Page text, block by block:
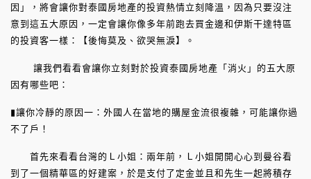
因」，將會讓你對泰國房地產的投資熱情立刻降溫，因為只要沒注
意到這五大原因，一定會讓你像多年前跑去買金邊和伊斯干達特區
的投資客一樣：【後悔莫及、欲哭無淚】。
讓我們看看會讓你立刻對於投資泰國房地產「消火」的五大原
因有哪些吧：
▮讓你冷靜的原因一：外國人在當地的購屋金流很複雜，可能讓你過
不了戶！
首先來看看台灣的Ｌ小姐：兩年前，Ｌ小姐開開心心到曼谷看
到了一個精華區的好建案，於是支付了定金並且和先生一起將積存